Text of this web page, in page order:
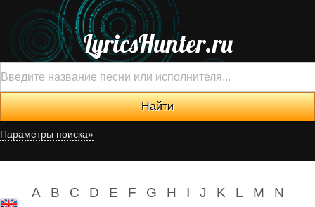
LyricsHunter.ru
Параметры поиска»
A B C D E F G H I J K L M
N